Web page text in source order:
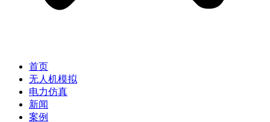
首页
无人机模拟
电力仿真
新闻
案例